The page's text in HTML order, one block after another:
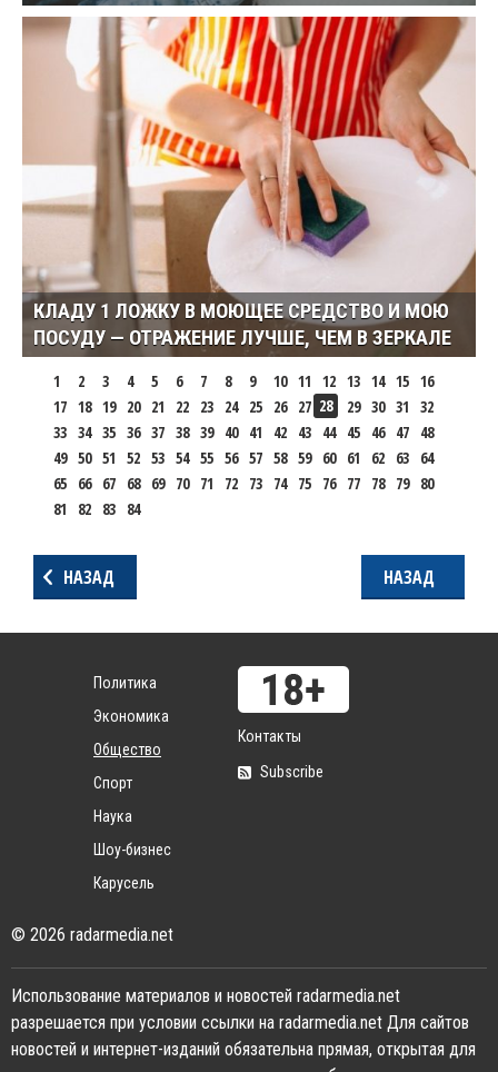
КЛАДУ 1 ЛОЖКУ В МОЮЩЕЕ СРЕДСТВО И МОЮ
ПОСУДУ — ОТРАЖЕНИЕ ЛУЧШЕ, ЧЕМ В ЗЕРКАЛЕ
1 2 3 4 5 6 7 8 9 10 11 12 13 14 15 16
17 18 19 20 21 22 23 24 25 26 27 28 29 30 31 32
33 34 35 36 37 38 39 40 41 42 43 44 45 46 47 48
49 50 51 52 53 54 55 56 57 58 59 60 61 62 63 64
65 66 67 68 69 70 71 72 73 74 75 76 77 78 79 80
81
82 83 84
НАЗАД НАЗАД
Политика
Экономика
Общество
Спорт
Наука
Шоу-бизнес
Карусель
© 2026 radarmedia.net
Использование материалов и новостей radarmedia.net
разрешается при условии ссылки на radarmedia.net Для сайтов
новостей и интернет-изданий обязательна прямая, открытая для
Контакты
Subscribe